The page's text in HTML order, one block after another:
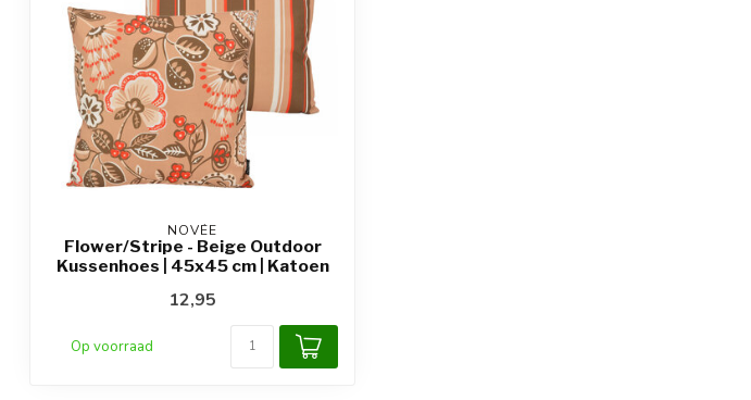
NOVÉE
Flower/Stripe - Beige Outdoor
Kussenhoes | 45x45 cm | Katoen
12,95
Op voorraad